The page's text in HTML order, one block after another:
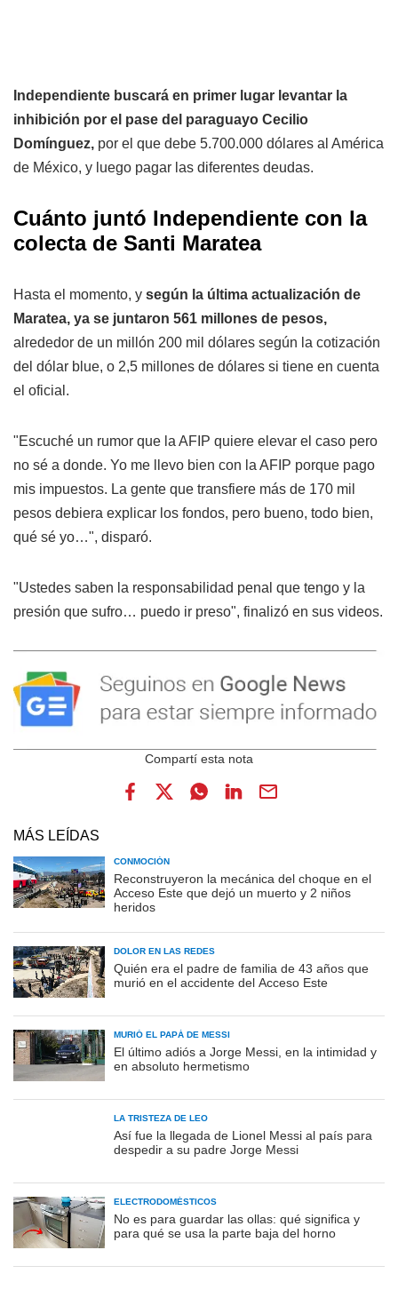
Independiente buscará en primer lugar levantar la
inhibición por el pase del paraguayo Cecilio
Domínguez, por el que debe 5.700.000 dólares al América
de México, y luego pagar las diferentes deudas.
Cuánto juntó Independiente con la
colecta de Santi Maratea
Hasta el momento, y según la última actualización de
Maratea, ya se juntaron 561 millones de pesos,
alrededor de un millón 200 mil dólares según la cotización
del dólar blue, o 2,5 millones de dólares si tiene en cuenta
el oficial.
"Escuché un rumor que la AFIP quiere elevar el caso pero
no sé a donde. Yo me llevo bien con la AFIP porque pago
mis impuestos. La gente que transfiere más de 170 mil
pesos debiera explicar los fondos, pero bueno, todo bien,
qué sé yo…", disparó.
"Ustedes saben la responsabilidad penal que tengo y la
presión que sufro… puedo ir preso", finalizó en sus videos.
MÁS LEÍDAS
CONMOCIÓN
Reconstruyeron la mecánica del choque en el
Acceso Este que dejó un muerto y 2 niños
heridos
DOLOR EN LAS REDES
Quién era el padre de familia de 43 años que
murió en el accidente del Acceso Este
MURIÓ EL PAPÁ DE MESSI
El último adiós a Jorge Messi, en la intimidad y
en absoluto hermetismo
LA TRISTEZA DE LEO
Así fue la llegada de Lionel Messi al país para
despedir a su padre Jorge Messi
ELECTRODOMÉSTICOS
No es para guardar las ollas: qué significa y
para qué se usa la parte baja del horno